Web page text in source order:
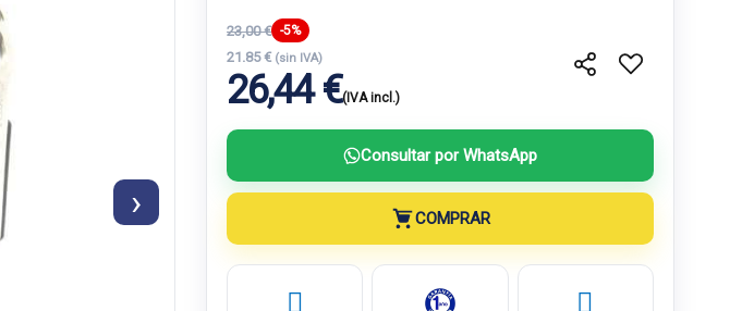
›
23,00 € -5%
21.85 € (sin IVA)
26,44 €(IVA incl.)
Consultar por WhatsApp
COMPRAR